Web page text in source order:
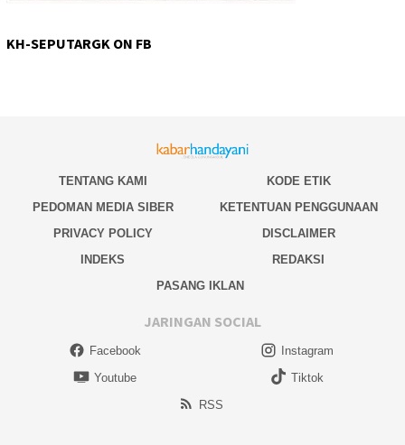
KH-SEPUTARGK ON FB
TENTANG KAMI
KODE ETIK
PEDOMAN MEDIA SIBER
KETENTUAN PENGGUNAAN
PRIVACY POLICY
DISCLAIMER
INDEKS
REDAKSI
PASANG IKLAN
JARINGAN SOCIAL
Facebook
Instagram
Youtube
Tiktok
RSS